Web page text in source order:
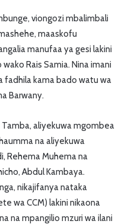
viongozi mbalimbali
maaskofu
manufaa ya gesi lakini
Rais Samia. Nina imani
fadhila kama bado watu wa
Barwany.
Tamba, aliyekuwa mgombea
na aliyekuwa
Rehema Muhema na
Abdul Kambaya.
nikajifanya nataka
wa CCM) lakini nikaona
na mpangilio mzuri wa ilani